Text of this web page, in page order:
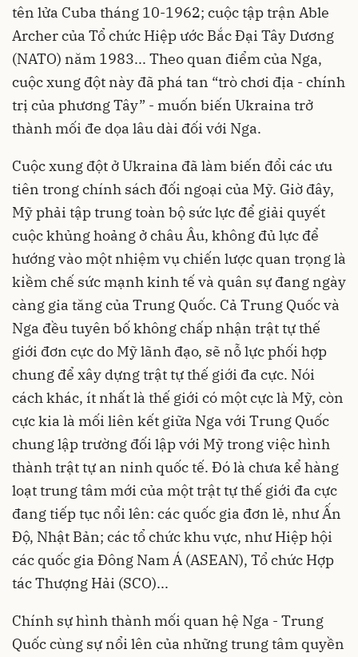
tên lửa Cuba tháng 10-1962; cuộc tập trận Able
Archer của Tổ chức Hiệp ước Bắc Đại Tây Dương
(NATO) năm 1983... Theo quan điểm của Nga,
cuộc xung đột này đã phá tan “trò chơi địa - chính
trị của phương Tây” - muốn biến Ukraina trở
thành mối đe dọa lâu dài đối với Nga.
Cuộc xung đột ở Ukraina đã làm biến đổi các ưu
tiên trong chính sách đối ngoại của Mỹ. Giờ đây,
Mỹ phải tập trung toàn bộ sức lực để giải quyết
cuộc khủng hoảng ở châu Âu, không đủ lực để
hướng vào một nhiệm vụ chiến lược quan trọng là
kiềm chế sức mạnh kinh tế và quân sự đang ngày
càng gia tăng của Trung Quốc. Cả Trung Quốc và
Nga đều tuyên bố không chấp nhận trật tự thế
giới đơn cực do Mỹ lãnh đạo, sẽ nỗ lực phối hợp
chung để xây dựng trật tự thế giới đa cực. Nói
cách khác, ít nhất là thế giới có một cực là Mỹ, còn
cực kia là mối liên kết giữa Nga với Trung Quốc
chung lập trường đối lập với Mỹ trong việc hình
thành trật tự an ninh quốc tế. Đó là chưa kể hàng
loạt trung tâm mới của một trật tự thế giới đa cực
đang tiếp tục nổi lên: các quốc gia đơn lẻ, như Ấn
Độ, Nhật Bản; các tổ chức khu vực, như Hiệp hội
các quốc gia Đông Nam Á (ASEAN), Tổ chức Hợp
tác Thượng Hải (SCO)...
Chính sự hình thành mối quan hệ Nga - Trung
Quốc cùng sự nổi lên của những trung tâm quyền